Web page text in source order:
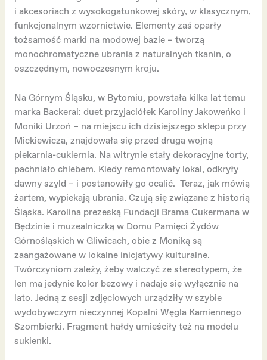
i akcesoriach z wysokogatunkowej skóry, w klasycznym,
funkcjonalnym wzornictwie. Elementy zaś oparły
tożsamość marki na modowej bazie – tworzą
monochromatyczne ubrania z naturalnych tkanin, o
oszczędnym, nowoczesnym kroju.
Na Górnym Śląsku, w Bytomiu, powstała kilka lat temu
marka Backerai: duet przyjaciółek Karoliny Jakoweńko i
Moniki Urzoń – na miejscu ich dzisiejszego sklepu przy
Mickiewicza, znajdowała się przed drugą wojną
piekarnia-cukiernia. Na witrynie stały dekoracyjne torty,
pachniało chlebem. Kiedy remontowały lokal, odkryły
dawny szyld – i postanowiły go ocalić. Teraz, jak mówią
żartem, wypiekają ubrania. Czują się związane z historią
Śląska. Karolina prezeską Fundacji Brama Cukermana w
Będzinie i muzealniczką w Domu Pamięci Żydów
Górnośląskich w Gliwicach, obie z Moniką są
zaangażowane w lokalne inicjatywy kulturalne.
Twórczyniom zależy, żeby walczyć ze stereotypem, że
len ma jedynie kolor bezowy i nadaje się wyłącznie na
lato. Jedną z sesji zdjęciowych urządziły w szybie
wydobywczym nieczynnej Kopalni Węgla Kamiennego
Szombierki. Fragment hałdy umieściły też na modelu
sukienki.